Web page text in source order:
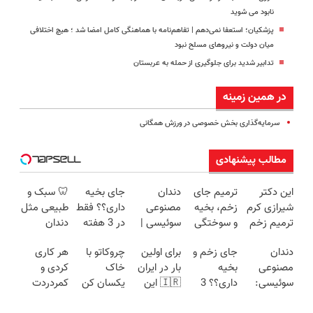
نابود می شوید
پزشکیان؛ استعفا نمی‌دهم | تفاهم‌نامه با هماهنگی کامل امضا شد ؛ هیچ اختلافی
میان دولت و نیروهای مسلح نبود
تدابیر شدید برای جلوگیری از حمله به عربستان
در همین زمینه
سرمایه‌گذاری بخش خصوصی در ورزش همگانی
مطالب پیشنهادی
این دکتر
شیرازی کرم
ترمیم زخم
ساخت!!!
ترمیم جای
زخم، بخیه
و سوختگی
هفته!!😍
دندان
مصنوعی
سوئیسی |
مقاوم،
طبیعی!
ویزیت
جای بخیه
داری؟؟ فقط
در 3 هفته
کن!😍
🦷 سبک و
طبیعی مثل
دندان
نصب آسان
و پرداخت
اقساطی 💳
دندان
مصنوعی
سوئیسی:
جای زخم و
بخیه
داری؟؟ 3
برای اولین
بار در ایران
🇮🇷 این
چروکاتو با
خاک
یکسان کن
هر کاری
کردی و
کمردردت